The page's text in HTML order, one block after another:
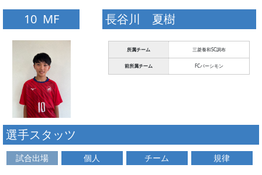
10 MF 長谷川 夏樹
所属チーム 三菱養和SC調布
前所属チーム FCパーシモン
選手スタッツ
試合出場 個人 チーム 規律